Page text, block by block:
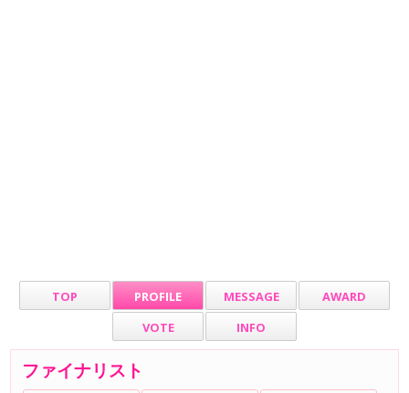
TOP PROFILE MESSAGE
AWARD
VOTE
INFO
ファイナリスト